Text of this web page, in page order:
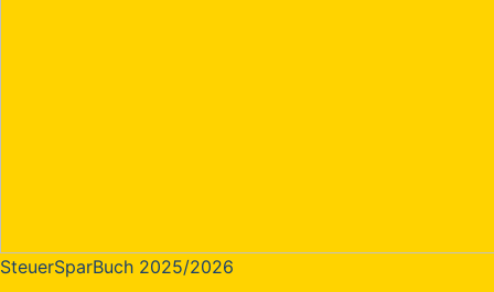
SteuerSparBuch 2025/2026